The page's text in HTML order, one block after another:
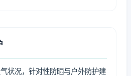
状况，针对性防晒与户外防护建